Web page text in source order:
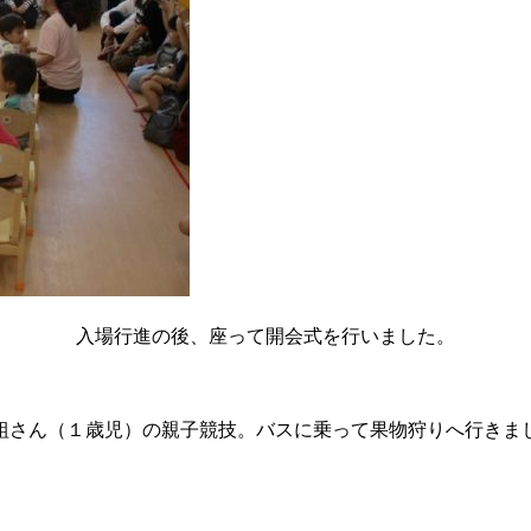
入場行進の後、座って開会式を行いました。
さん（１歳児）の親子競技。バスに乗って果物狩りへ行きま